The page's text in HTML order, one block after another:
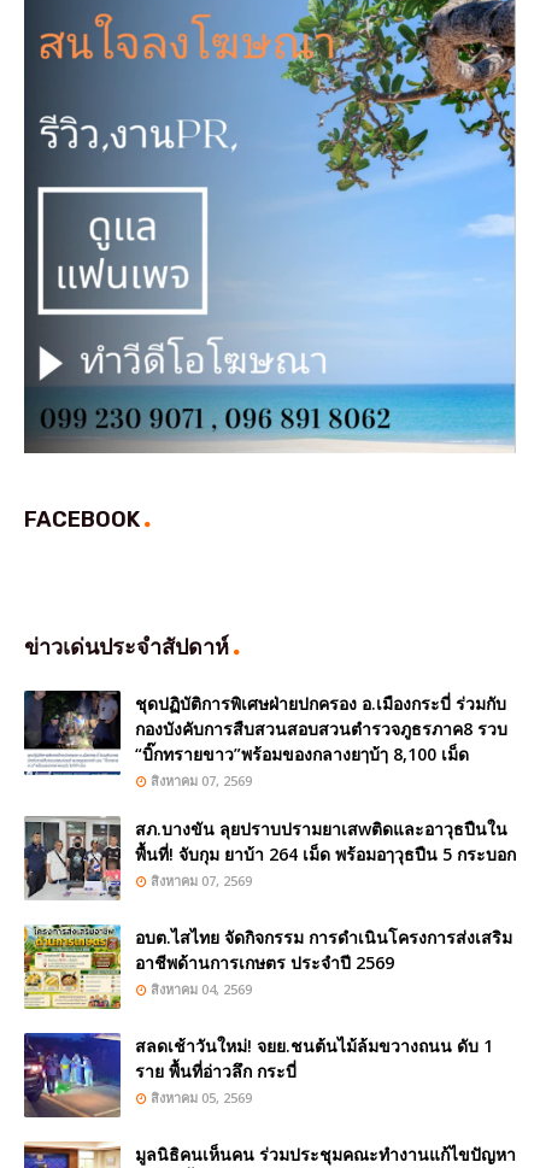
FACEBOOK
ข่าวเด่นประจำสัปดาห์
ชุดปฏิบัติการพิเศษฝ่ายปกครอง อ.เมืองกระบี่ ร่วมกับ
กองบังคับการสืบสวนสอบสวนตำรวจภูธรภาค8 รวบ
“บิ๊กทรายขาว”พร้อมของกลางยๅบ้ๅ 8,100 เม็ด
สิงหาคม 07, 2569
สภ.บางขัน ลุยปราบปรามยาเสwติดและอาวุธปืนใน
พื้นที่! จับกุม ยาบ้า 264 เม็ด พร้อมอๅวุธปืน 5 กระบอก
สิงหาคม 07, 2569
อบต.ไสไทย จัดกิจกรรม การดำเนินโครงการส่งเสริม
อาชีพด้านการเกษตร ประจำปี 2569
สิงหาคม 04, 2569
สลดเช้าวันใหม่! จยย.ชนต้นไม้ล้มขวางถนน ดับ 1
ราย พื้นที่อ่าวลึก กระบี่
สิงหาคม 05, 2569
มูลนิธิคนเห็นคน ร่วมประชุมคณะทำงานแก้ไขปัญหา